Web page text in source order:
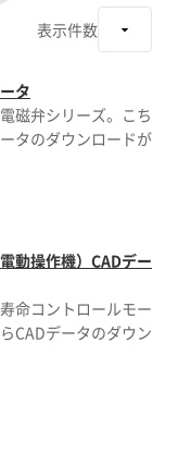
表示件数
タ
磁弁シリーズ。こち
タのダウンロードが
動操作機）CADデー
命コントロールモー
CADデータのダウン